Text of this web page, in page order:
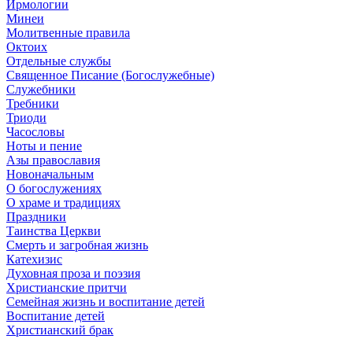
Ирмологии
Минеи
Молитвенные правила
Октоих
Отдельные службы
Священное Писание (Богослужебные)
Служебники
Требники
Триоди
Часословы
Ноты и пение
Азы православия
Новоначальным
О богослужениях
О храме и традициях
Праздники
Таинства Церкви
Смерть и загробная жизнь
Катехизис
Духовная проза и поэзия
Христианские притчи
Семейная жизнь и воспитание детей
Воспитание детей
Христианский брак